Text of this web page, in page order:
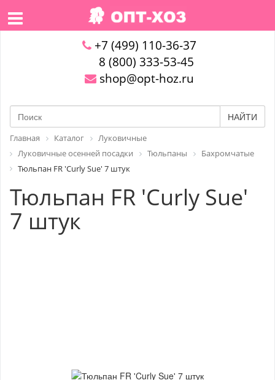
+7 (499) 110-36-37
8 (800) 333-53-45
shop@opt-hoz.ru
НАЙТИ
Главная Каталог
Луковичные
Луковичные осенней посадки
Тюльпаны
Бахромчатые
Тюльпан FR 'Curly Sue' 7 штук
Тюльпан FR 'Curly Sue'
7 штук